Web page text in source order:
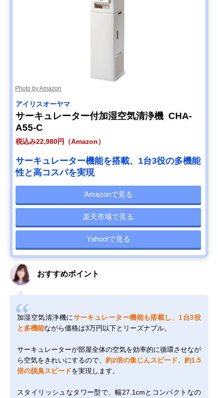
Photo by Amazon
アイリスオーヤマ
サーキュレーター付加湿空気清浄機 CHA-
A55-C
税込み22,980円（Amazon）
サーキュレーター機能を搭載、1台3役の多機能
性と高コスパを実現
Amazonで見る
楽天市場で見る
Yahoo!で見る
おすすめポイント
加湿空気清浄機にサーキュレーター機能も搭載し、1台3役
と多機能ながら価格は3万円以下とリーズナブル。
サーキュレーターが部屋全体の空気を効率的に循環させなが
ら空気をきれいにするので、 約2倍の集じんスピード、約1.5
倍の脱臭スピードを実現します。
スタイリッシュなタワー型で、幅27.1cmとコンパクトなの